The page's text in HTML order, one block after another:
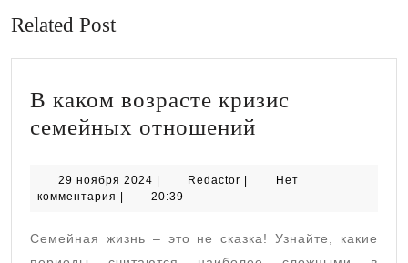
Related Post
В каком возрасте кризис
семейных отношений
возрасте
семейных
29 ноября 2024 29
ноября
Redactor Redactor
Нет
комментария
20:39
Семейная жизнь – это не сказка! Узнайте, какие